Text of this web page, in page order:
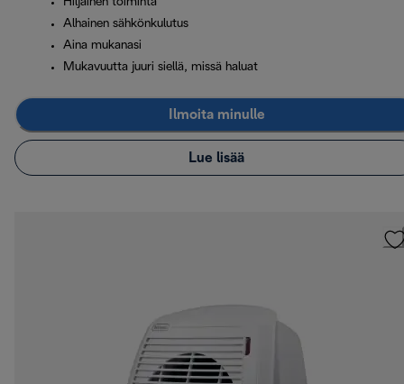
Hiljainen toiminta
Alhainen sähkönkulutus
Aina mukanasi
Mukavuutta juuri siellä, missä haluat
Ilmoita minulle
Lue lisää